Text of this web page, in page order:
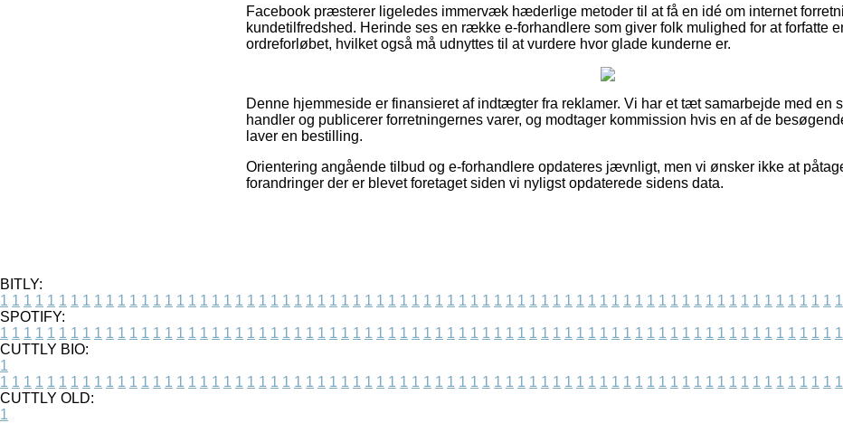
Facebook præsterer ligeledes immervæk hæderlige metoder til at få en idé om internet
kundetilfredshed. Herinde ses en række e-forhandlere som giver folk mulighed for at forfatte
ordreforløbet, hvilket også må udnyttes til at vurdere hvor glade kunderne er.
Denne hjemmeside er finansieret af indtægter fra reklamer. Vi har et tæt samarbejde med en
handler og publicerer forretningernes varer, og modtager kommission hvis en af de
laver en bestilling.
Orientering angående tilbud og e-forhandlere opdateres jævnligt, men vi ønsker ikke at
forandringer der er blevet foretaget siden vi nyligst opdaterede sidens data.
BITLY:
1 1 1 1 1 1 1 1 1 1 1 1 1 1 1 1 1 1 1 1 1 1 1 1 1 1 1 1 1 1 1 1 1 1 1 1 1 1 1 1 1 1 1 1 1 1 1 1 1 1 1 1 1 1 1 1 1 1 1 1 1 1 1 1 1 1 1 1 1 1 1 1
SPOTIFY:
1 1 1 1 1 1 1 1 1 1 1 1 1 1 1 1 1 1 1 1 1 1 1 1 1 1 1 1 1 1 1 1 1 1 1 1 1 1 1 1 1 1 1 1 1 1 1 1 1 1 1 1 1 1 1 1 1 1 1 1 1 1 1 1 1 1 1 1 1 1 1 1
CUTTLY BIO:
1
1 1 1 1 1 1 1 1 1 1 1 1 1 1 1 1 1 1 1 1 1 1 1 1 1 1 1 1 1 1 1 1 1 1 1 1 1 1 1 1 1 1 1 1 1 1 1 1 1 1 1 1 1 1 1 1 1 1 1 1 1 1 1 1 1 1 1 1 1 1 1 1
CUTTLY OLD:
1